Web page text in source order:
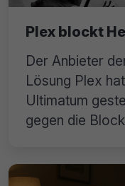
Plex blockt
Der Anbieter
Lösung Plex
Ultimatum
gegen die